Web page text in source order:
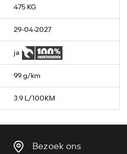
475 KG
29-04-2027
ja
99 g/km
3.9 L/100KM
Bezoek ons